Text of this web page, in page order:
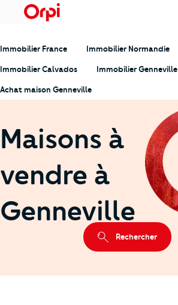
menu
Immobilier France Immobilier Normandie
Immobilier Calvados Immobilier Genneville
Achat maison Genneville
Maisons à
vendre à
Genneville
Rechercher